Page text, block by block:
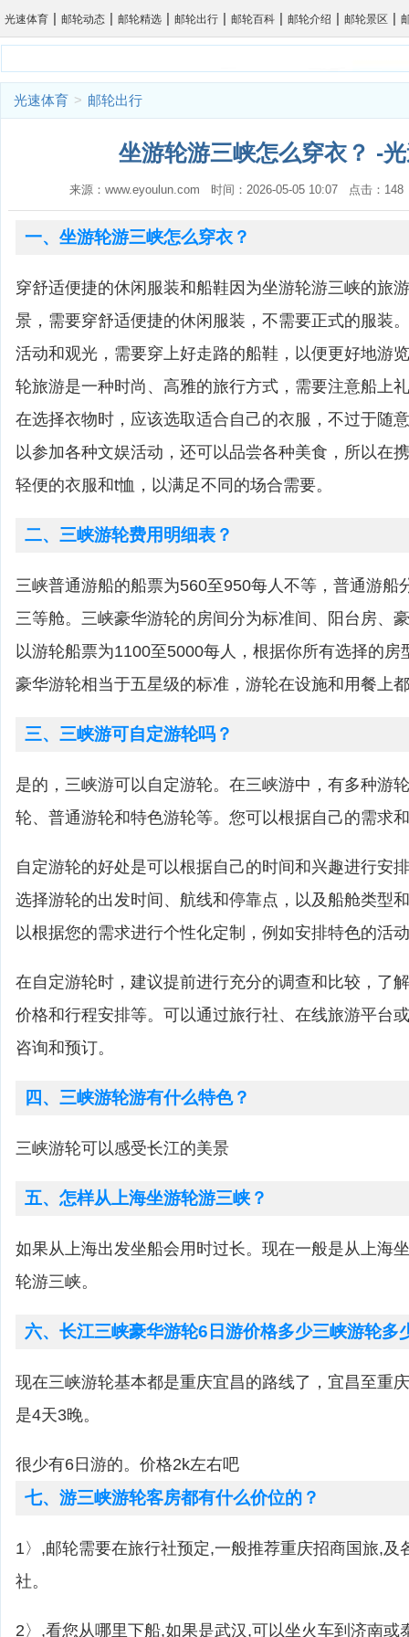
光速体育 | 邮轮动态 | 邮轮精选 | 邮轮出行 | 邮轮百科 | 邮轮介绍 | 邮轮景区 |
光速体育 > 邮轮出行
坐游轮游三峡怎么穿衣？ -
来源：www.eyoulun.com 时间：2026-05-05 10:07 点击：
一、坐游轮游三峡怎么穿衣？
穿舒适便捷的休闲服装和船鞋因为坐游轮游三峡的旅
景，需要穿舒适便捷的休闲服装，不需要正式的服装
活动和观光，需要穿上好走路的船鞋，以便更好地游
轮旅游是一种时尚、高雅的旅行方式，需要注意船上
在选择衣物时，应该选取适合自己的衣服，不过于随
以参加各种文娱活动，还可以品尝各种美食，所以在
轻便的衣服和t恤，以满足不同的场合需要。
二、三峡游轮费用明细表？
三峡普通游船的船票为560至950每人不等，普通游船
三等舱。三峡豪华游轮的房间分为标准间、阳台房、
以游轮船票为1100至5000每人，根据你所有选择的房
豪华游轮相当于五星级的标准，游轮在设施和用餐上
三、三峡游可自定游轮吗？
是的，三峡游可以自定游轮。在三峡游中，有多种游
轮、普通游轮和特色游轮等。您可以根据自己的需求
自定游轮的好处是可以根据自己的时间和兴趣进行安
选择游轮的出发时间、航线和停靠点，以及船舱类型
以根据您的需求进行个性化定制，例如安排特色的活
在自定游轮时，建议提前进行充分的调查和比较，了
价格和行程安排等。可以通过旅行社、在线旅游平台
咨询和预订。
四、三峡游轮游有什么特色？
三峡游轮可以感受长江的美景
五、怎样从上海坐游轮游三峡？
如果从上海出发坐船会用时过长。现在一般是从上海
轮游三峡。
六、长江三峡豪华游轮6日游价格多少三峡游轮多
现在三峡游轮基本都是重庆宜昌的路线了，宜昌至重
是4天3晚。
很少有6日游的。价格2k左右吧
七、游三峡游轮客房都有什么价位的？
1〉,邮轮需要在旅行社预定,一般推荐重庆招商国旅,及
社。
2〉,看您从哪里下船,如果是武汉,可以坐火车到济南或